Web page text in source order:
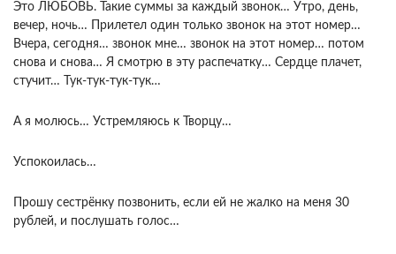
Это ЛЮБОВЬ. Такие суммы за каждый звонок… Утро, день,
вечер, ночь… Прилетел один только звонок на этот номер…
Вчера, сегодня… звонок мне… звонок на этот номер… потом
снова и снова… Я смотрю в эту распечатку… Сердце плачет,
стучит… Тук-тук-тук-тук…
А я молюсь… Устремляюсь к Творцу…
Успокоилась…
Прошу сестрёнку позвонить, если ей не жалко на меня 30
рублей, и послушать голос…